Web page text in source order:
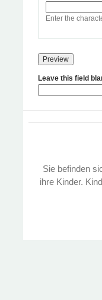
Enter the
Leave this field
Sie befinden
ihre Kinder.